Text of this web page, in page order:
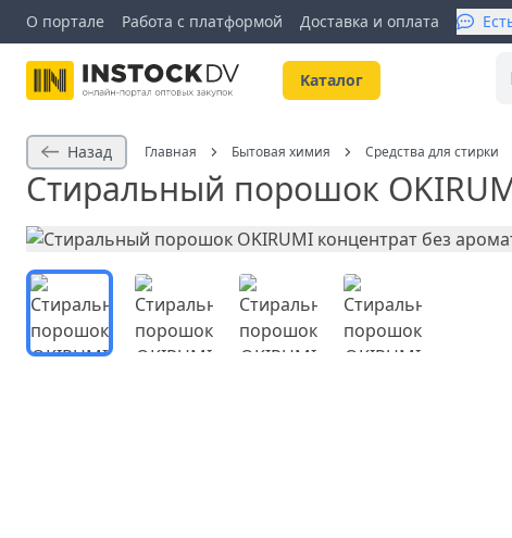
О портале Работа с платформой Доставка и оплата
Kаталог
Назад Главная Бытовая химия Средства для стирки
Стиральный порошок